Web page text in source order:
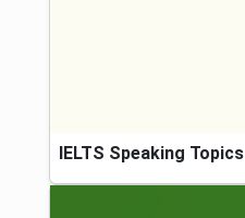
IELTS Speaking Topics